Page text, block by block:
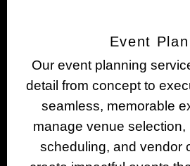
Event
Our event planning
detail from concept to
seamless, memorable
manage venue selection,
scheduling, and vendor